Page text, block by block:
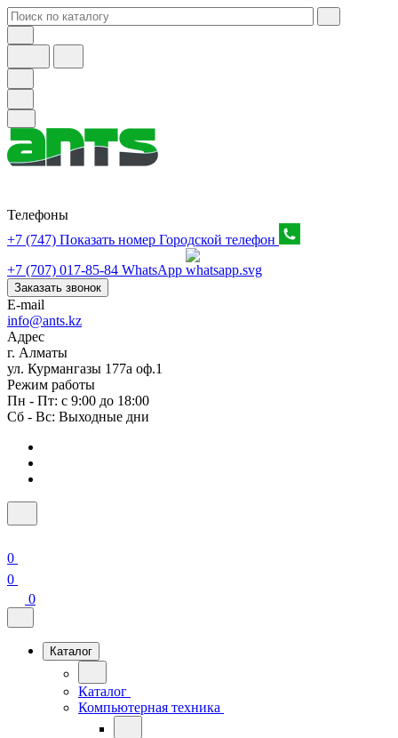
Телефоны
+7 (747) Показать номер Городской телефон
+7 (707) 017-85-84 WhatsApp
Заказать звонок
E-mail
info@ants.kz
Адрес
г. Алматы
ул. Курмангазы 177а оф.1
Режим работы
Пн - Пт: с 9:00 до 18:00
Сб - Вс: Выходные дни
0
0
0
Каталог
Каталог
Компьютерная техника